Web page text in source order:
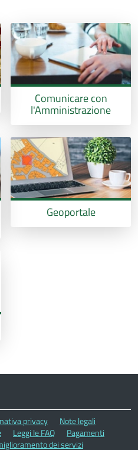
Comunicare con
l'Amministrazione
Geoportale
privacy
Note legali
Leggi le FAQ
Pagamenti
dei servizi